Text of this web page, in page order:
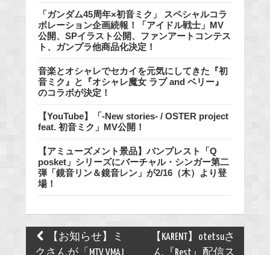
「ガンダム45周年×初音ミク」 スペシャルコラ
ボレーション企画続報！「アイドル戦士」MV
公開、SPイラスト公開、ファンアートコンテス
ト、ガンプラ他商品化決定！
音楽とオシャレでセカイを元気にしてきた『初
音ミク』と『オシャレ魔女 ラブ and ベリー』
のコラボが決定！
【YouTube】「-New stories- / OSTER project
feat. 初音ミク」MV公開！
【アミューズメント景品】バンプレスト「Q
posket」シリーズにバーチャル・シンガー第二
弾「鏡音リン＆鏡音レン」が2/16（木）より登
場！
Post【お知らせ】ミ
【KARENT】otetsuさ